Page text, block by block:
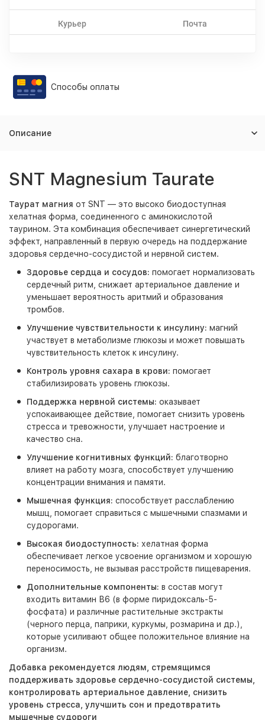
Курьер Почта
Способы оплаты
Описание
SNT Magnesium Taurate
Таурат магния от SNT — это высоко биодоступная
хелатная форма, соединенного с аминокислотой
таурином. Эта комбинация обеспечивает синергетический
эффект, направленный в первую очередь на поддержание
здоровья сердечно-сосудистой и нервной систем.
Здоровье сердца и сосудов: помогает нормализовать
сердечный ритм, снижает артериальное давление и
уменьшает вероятность аритмий и образования
тромбов.
Улучшение чувствительности к инсулину: магний
участвует в метаболизме глюкозы и может повышать
чувствительность клеток к инсулину.
Контроль уровня сахара в крови: помогает
стабилизировать уровень глюкозы.
Поддержка нервной системы: оказывает
успокаивающее действие, помогает снизить уровень
стресса и тревожности, улучшает настроение и
качество сна.
Улучшение когнитивных функций: благотворно
влияет на работу мозга, способствует улучшению
концентрации внимания и памяти.
Мышечная функция: способствует расслаблению
мышц, помогает справиться с мышечными спазмами и
судорогами.
Высокая биодоступность: хелатная форма
обеспечивает легкое усвоение организмом и хорошую
переносимость, не вызывая расстройств пищеварения.
Дополнительные компоненты: в состав могут
входить витамин В6 (в форме пиридоксаль-5-
фосфата) и различные растительные экстракты
(черного перца, паприки, куркумы, розмарина и др.),
которые усиливают общее положительное влияние на
организм.
Добавка рекомендуется людям, стремящимся
поддерживать здоровье сердечно-сосудистой системы,
контролировать артериальное давление, снизить
уровень стресса, улучшить сон и предотвратить
мышечные судороги